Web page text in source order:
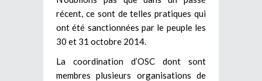
récent, ce sont de telles pratiques qui
ont été sanctionnées par le peuple les
30 et 31 octobre 2014.
La coordination d’OSC dont sont
membres plusieurs organisations de